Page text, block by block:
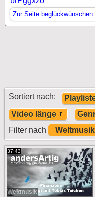
Zur Seite beglückwünschen
Sortiert nach:
Video länge
Filter nach
37:43
Weltmusik